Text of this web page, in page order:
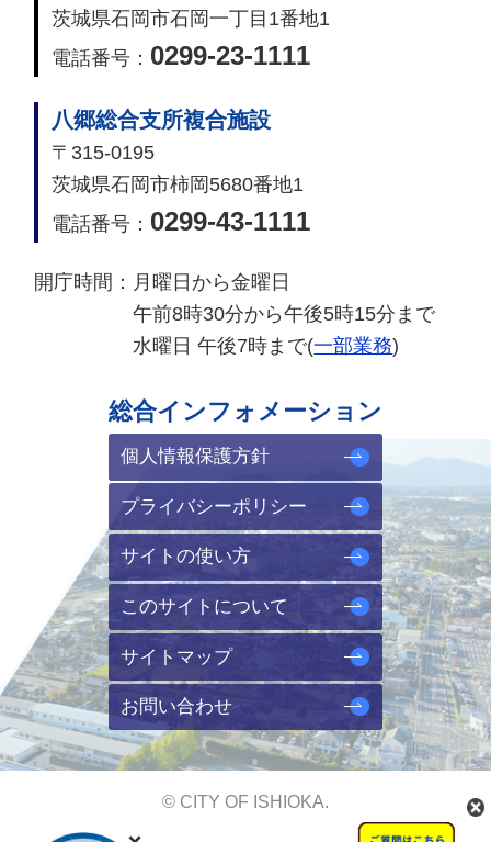
茨城県石岡市石岡一丁目1番地1
電話番号： 0299-23-1111
八郷総合支所複合施設
〒315-0195
茨城県石岡市柿岡5680番地1
電話番号： 0299-43-1111
開庁時間： 月曜日から金曜日
午前8時30分から午後5時15分まで
水曜日 午後7時まで(一部業務)
総合インフォメーション
個人情報保護方針
プライバシーポリシー
サイトの使い方
このサイトについて
サイトマップ
お問い合わせ
© CITY OF ISHIOKA.